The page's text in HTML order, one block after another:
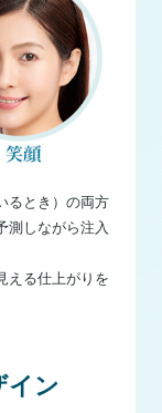
るとき）の両方
測しながら注入
える仕上がりを
イン